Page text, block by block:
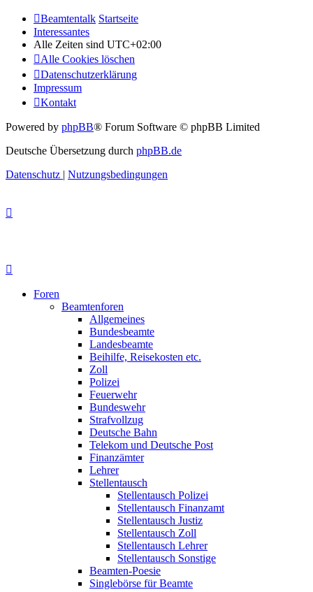
Beamtentalk Startseite
Interessantes
Alle Zeiten sind UTC+02:00
Alle Cookies löschen
Datenschutzerklärung
Impressum
Kontakt
Powered by phpBB® Forum Software © phpBB Limited
Deutsche Übersetzung durch phpBB.de
Datenschutz | Nutzungsbedingungen
Foren
Beamtenforen
Allgemeines
Bundesbeamte
Landesbeamte
Beihilfe, Reisekosten etc.
Zoll
Polizei
Feuerwehr
Bundeswehr
Strafvollzug
Deutsche Bahn
Telekom und Deutsche Post
Finanzämter
Lehrer
Stellentausch
Stellentausch Polizei
Stellentausch Finanzamt
Stellentausch Justiz
Stellentausch Zoll
Stellentausch Lehrer
Stellentausch Sonstige
Beamten-Poesie
Singlebörse für Beamte